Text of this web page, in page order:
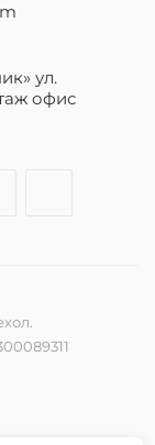
ул.
офис